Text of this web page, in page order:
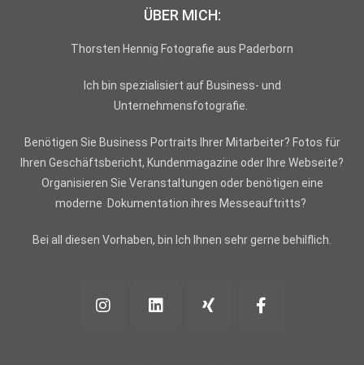
ÜBER MICH:
Thorsten Hennig Fotografie aus Paderborn
Ich bin spezialisiert auf Business- und
Unternehmensfotografie.
Benötigen Sie Business Portraits Ihrer Mitarbeiter? Fotos für
Ihren Geschäftsbericht, Kundenmagazine oder Ihre Webseite?
Organisieren Sie Veranstaltungen oder benötigen eine
moderne Dokumentation ihres Messeauftritts?
Bei all diesen Vorhaben, bin Ich Ihnen sehr gerne behilflich.